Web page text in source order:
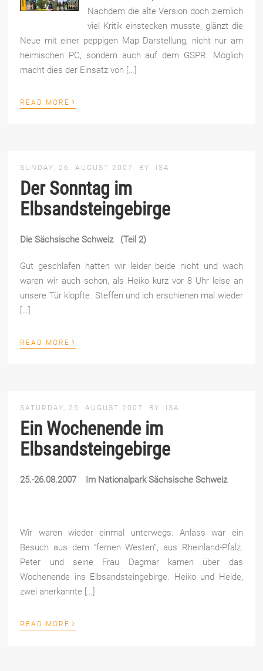
Nachdem die alte Version doch ziemlich
viel Kritik einstecken musste, glänzt die
Neue mit einer peppigen Map Darstellung, nicht nur am
heimischen PC, sondern auch auf dem GSPR. Möglich
macht dies der Einsatz von […]
READ MORE ›
SUNDAY, 26. AUGUST 2007 BY ISA
Der Sonntag im
Elbsandsteingebirge
Die Sächsische Schweiz (Teil 2)
Gut geschlafen hatten wir leider beide nicht und wach
waren wir auch schon, als Heiko kurz vor 8 Uhr leise an
unsere Tür klopfte. Steffen und ich erschienen mal wieder
[…]
READ MORE ›
SATURDAY, 25. AUGUST 2007 BY ISA
Ein Wochenende im
Elbsandsteingebirge
25.-26.08.2007 Im Nationalpark Sächsische Schweiz
Wir waren wieder einmal unterwegs. Anlass war ein
Besuch aus dem “fernen Westen”, aus Rheinland-Pfalz.
Peter und seine Frau Dagmar kamen über das
Wochenende ins Elbsandsteingebirge. Heiko und Heide,
zwei anerkannte […]
READ MORE ›